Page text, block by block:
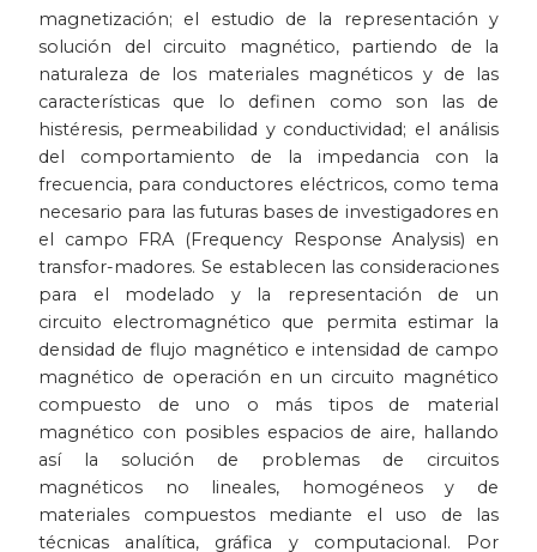
Patrimonio
Periodismo
Política y gobierno
Posconflicto
Psicología
Violencia
magnetización; el estudio de la representación y
solución del circuito magnético, partiendo de la
naturaleza de los materiales magnéticos y de las
características que lo definen como son las de
histéresis, permeabilidad y conductividad; el análisis
del comportamiento de la impedancia con la
frecuencia, para conductores eléctricos, como tema
necesario para las futuras bases de investigadores en
el campo FRA (Frequency Response Analysis) en
transfor-madores. Se establecen las consideraciones
para el modelado y la representación de un
circuito electromagnético que permita estimar la
densidad de flujo magnético e intensidad de campo
magnético de operación en un circuito magnético
compuesto de uno o más tipos de material
magnético con posibles espacios de aire, hallando
así la solución de problemas de circuitos
magnéticos no lineales, homogéneos y de
materiales compuestos mediante el uso de las
técnicas analítica, gráfica y computacional. Por